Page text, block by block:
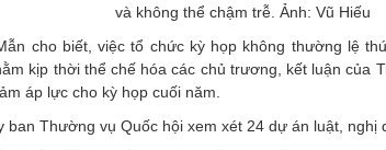
và không thể chậm trễ. Ảnh: Vũ Hiếu
cho biết, việc tổ chức kỳ họp không thường lệ
kịp thời thể chế hóa các chủ trương, kết luận của
áp lực cho kỳ họp cuối năm.
Thường vụ Quốc hội xem xét 24 dự án luật, nghị